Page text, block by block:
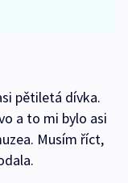
pětiletá dívka.
a to mi bylo asi
Musím říct,